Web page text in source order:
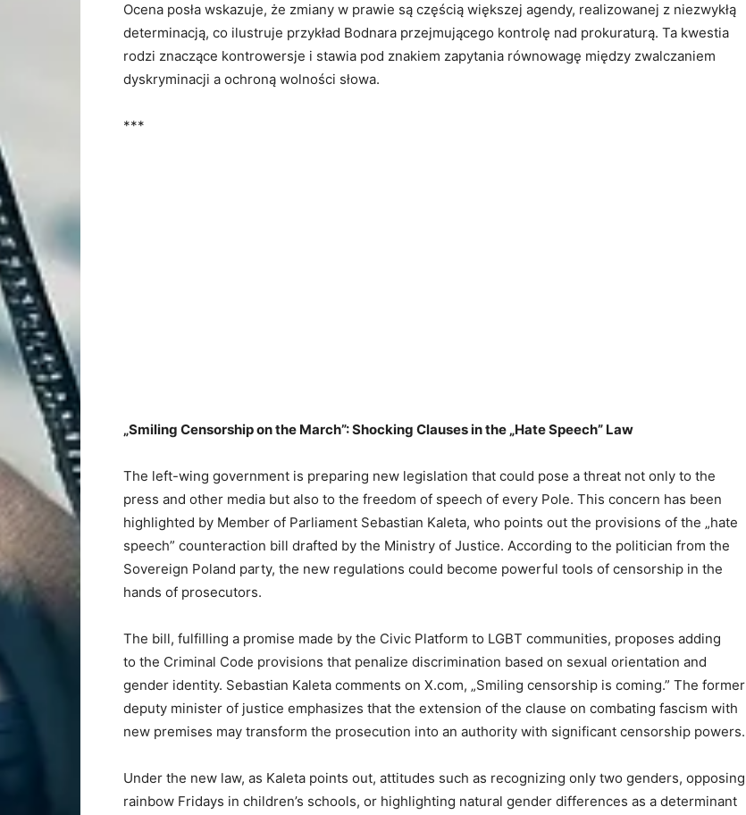
Ocena posła wskazuje, że zmiany w prawie są częścią większej agendy, realizowanej z niezwykłą
determinacją, co ilustruje przykład Bodnara przejmującego kontrolę nad prokuraturą. Ta kwestia
rodzi znaczące kontrowersje i stawia pod znakiem zapytania równowagę między zwalczaniem
dyskryminacji a ochroną wolności słowa.
***
„Smiling Censorship on the March”: Shocking Clauses in the „Hate Speech” Law
The left-wing government is preparing new legislation that could pose a threat not only to the
press and other media but also to the freedom of speech of every Pole. This concern has been
highlighted by Member of Parliament Sebastian Kaleta, who points out the provisions of the „hate
speech” counteraction bill drafted by the Ministry of Justice. According to the politician from the
Sovereign Poland party, the new regulations could become powerful tools of censorship in the
hands of prosecutors.
The bill, fulfilling a promise made by the Civic Platform to LGBT communities, proposes adding
to the Criminal Code provisions that penalize discrimination based on sexual orientation and
gender identity. Sebastian Kaleta comments on X.com, „Smiling censorship is coming.” The former
deputy minister of justice emphasizes that the extension of the clause on combating fascism with
new premises may transform the prosecution into an authority with significant censorship powers.
Under the new law, as Kaleta points out, attitudes such as recognizing only two genders, opposing
rainbow Fridays in children’s schools, or highlighting natural gender differences as a determinant